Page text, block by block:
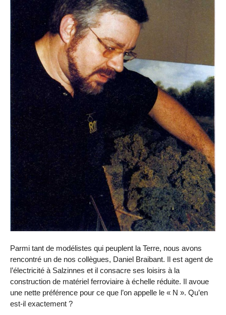
Parmi tant de modélistes qui peuplent la Terre, nous avons
rencontré un de nos collègues, Daniel Braibant. Il est agent de
l’électricité à Salzinnes et il consacre ses loisirs à la
construction de matériel ferroviaire à échelle réduite. Il avoue
une nette préférence pour ce que l’on appelle le « N ». Qu’en
est-il exactement ?